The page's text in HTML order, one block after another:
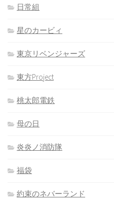
日常組
星のカービィ
東京リベンジャーズ
東方Project
桃太郎電鉄
母の日
炎炎ノ消防隊
福袋
約束のネバーランド